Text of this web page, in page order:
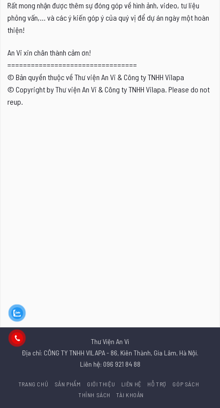
Rất mong nhận được thêm sự đóng góp về hình ảnh, video, tư liệu
phỏng vấn,... và các ý kiến góp ý của quý vị để dự án ngày một hoàn
thiện!
An Vi xin chân thành cảm ơn!
=================================
© Bản quyền thuộc về Thư viện An Vi & Công ty TNHH Vilapa
© Copyright by Thư viện An Vi & Công ty TNHH Vilapa. Please do not
reup.
Thư Viện An Vi
Địa chỉ: CÔNG TY TNHH VILAPA - 86, Kiên Thành, Gia Lâm, Hà Nội.
Liên hệ: 096 921 84 88
TRANG CHỦ SẢN PHẨM GIỚI THIỆU LIÊN HỆ HỖ TRỢ
GÓP SÁCH
THỈNH SÁCH
TÀI KHOẢN